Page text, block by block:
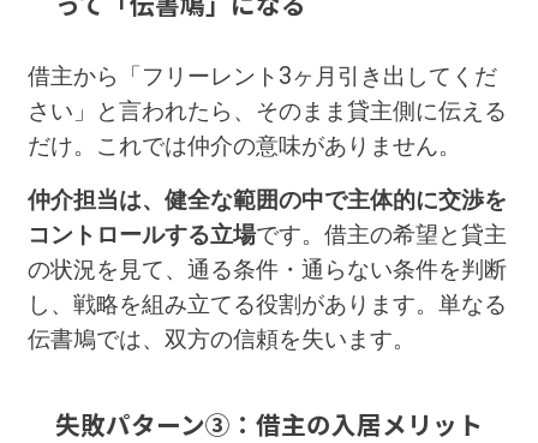
借主から「フリーレント3ヶ月引き出してくだ
さい」と言われたら、そのまま貸主側に伝える
だけ。これでは仲介の意味がありません。
仲介担当は、健全な範囲の中で主体的に交渉を
コントロールする立場です。借主の希望と貸主
の状況を見て、通る条件・通らない条件を判断
し、戦略を組み立てる役割があります。単なる
伝書鳩では、双方の信頼を失います。
失敗パターン③：借主の入居メリット